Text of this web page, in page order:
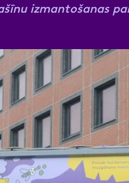
izmantošanas